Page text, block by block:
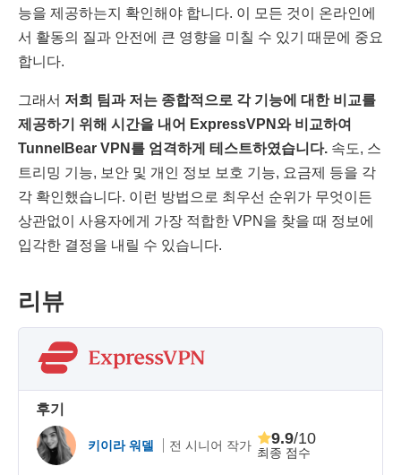
능을 제공하는지 확인해야 합니다. 이 모든 것이 온라인에
서 활동의 질과 안전에 큰 영향을 미칠 수 있기 때문에 중요
합니다.
그래서 저희 팀과 저는 종합적으로 각 기능에 대한 비교를
제공하기 위해 시간을 내어 ExpressVPN와 비교하여
TunnelBear VPN를 엄격하게 테스트하였습니다. 속도, 스
트리밍 기능, 보안 및 개인 정보 보호 기능, 요금제 등을 각
각 확인했습니다. 이런 방법으로 최우선 순위가 무엇이든
상관없이 사용자에게 가장 적합한 VPN을 찾을 때 정보에
입각한 결정을 내릴 수 있습니다.
리뷰
후기
키이라 워델 전 시니어 작가 최종 점수
9.9/10